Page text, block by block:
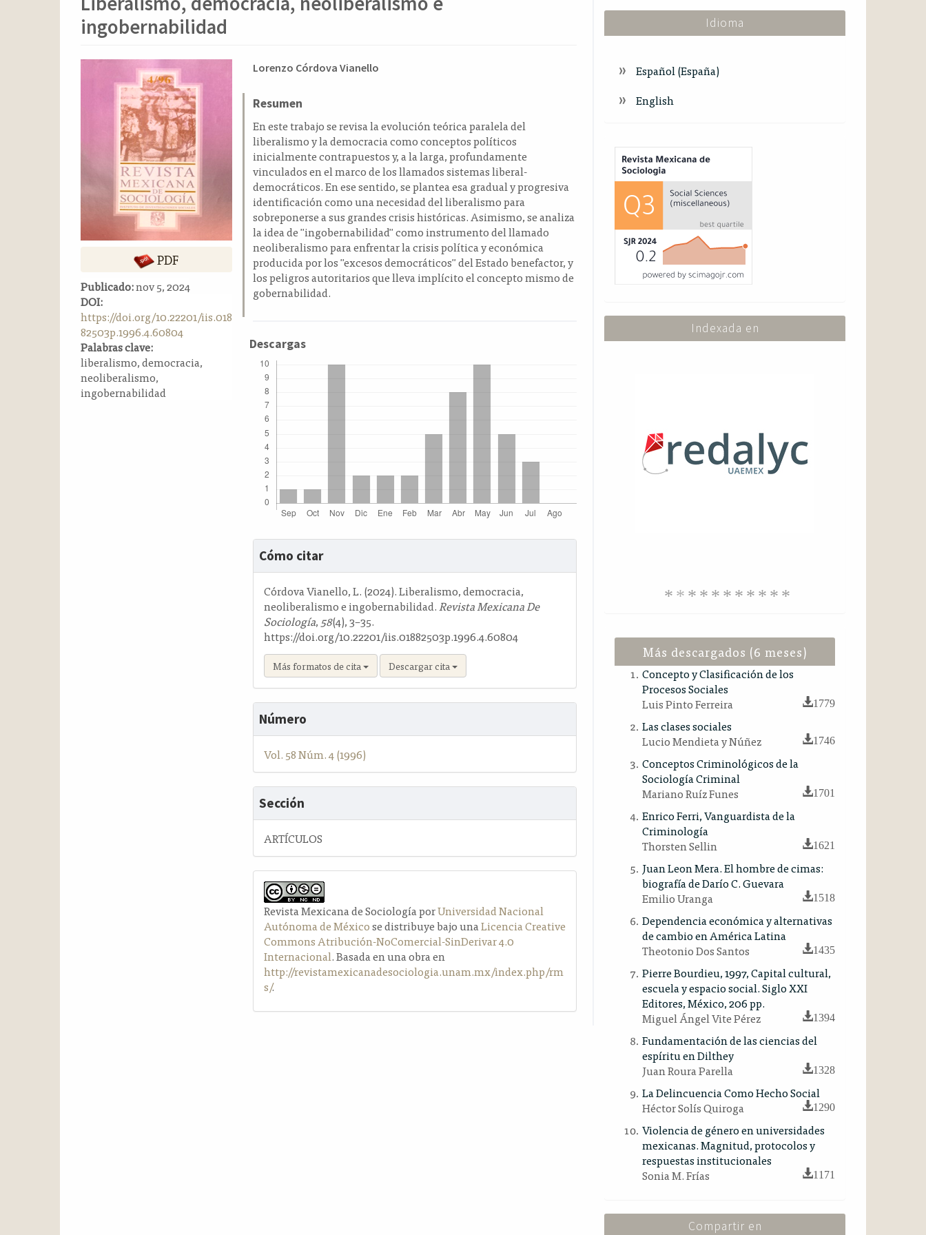
ingobernabilidad
lateral
artículo
PDF
Publicado:nov 5, 2024
DOI:
https://doi.org/10.22201/iis.018
82503p.1996.4.60804
Palabras clave:
liberalismo, democracia,
neoliberalismo,
ingobernabilidad
Contenido
del
artículo
Lorenzo Córdova Vianello
Resumen
En este trabajo se revisa la evolución teórica paralela del
liberalismo y la democracia como conceptos políticos
inicialmente contrapuestos y, a la larga, profundamente
vinculados en el marco de los llamados sistemas liberal-
democráticos. En ese sentido, se plantea esa gradual y progresiva
identificación como una nece­sidad del liberalismo para
sobreponerse a sus grandes crisis históricas. Asimismo, se analiza
la idea de "ingobernabilidad" como instrumento del llamado
neoliberalismo para enfrentar la crisis política y económica
producida por los "excesos democráticos" del Estado benefactor, y
los peligros autoritarios que lleva implícito el concepto mismo de
gobernabilidad.
Descargas
Detalles
del
artículo
Cómo citar
Córdova Vianello, L. (2024). Liberalismo, democracia,
neoliberalismo e ingobernabilidad.Revista Mexicana De
Sociología, 58(4), 3–35.
https://doi.org/10.22201/iis.01882503p.1996.4.60804
Más formatos de cita Descargar cita
Número
Vol. 58 Núm. 4 (1996)
Sección
ARTÍCULOS
Revista Mexicana de Sociología porUniversidad Nacional
Autónoma de Méxicose distribuye bajo unaLicencia Creative
Commons Atribución-NoComercial-SinDerivar 4.0
Internacional. Basada en una obra en
http://revistamexicanadesociologia.unam.mx/index.php/rm
s/.
Idioma
Español (España)
English
Index
Indexada en
Más descargados (6 meses)
Concepto y Clasificación de los
Procesos Sociales
Luis Pinto Ferreira
1779
Las clases sociales
Lucio Mendieta y Núñez
1746
Conceptos Criminológicos de la
Sociología Criminal
Mariano Ruíz Funes
1701
Enrico Ferri, Vanguardista de la
Criminología
Thorsten Sellin
1621
Juan Leon Mera. El hombre de cimas:
biografía de Darío C. Guevara
Emilio Uranga
1518
Dependencia económica y alternativas
de cambio en América Latina
Theotonio Dos Santos
1435
Pierre Bourdieu, 1997, Capital cultural,
escuela y espacio social. Siglo XXI
Editores, México, 206 pp.
Miguel Ángel Vite Pérez
1394
Fundamentación de las ciencias del
espíritu en Dilthey
Juan Roura Parella
1328
La Delincuencia Como Hecho Social
Héctor Solís Quiroga
1290
Violencia de género en universidades
mexicanas. Magnitud, protocolos y
respuestas institucionales
Sonia M. Frías
1171
Compartir en